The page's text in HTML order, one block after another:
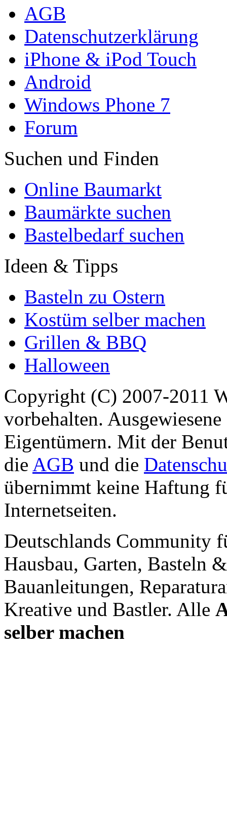
AGB
Datenschutzerklärung
iPhone & iPod Touch
Android
Windows Phone 7
Forum
Suchen und Finden
Online Baumarkt
Baumärkte suchen
Bastelbedarf suchen
Ideen & Tipps
Basteln zu Ostern
Kostüm selber machen
Grillen & BBQ
Halloween
Copyright (C) 2007-2011
vorbehalten.
Eigentümern. Mit der
die AGB und die
übernimmt keine Haftung
Internetseiten.
Deutschlands Community
Hausbau, Garten, Basteln
Bauanleitungen,
Kreative und Bastler. Alle
selber machen